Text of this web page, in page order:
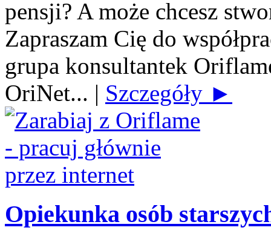
pensji? A może chcesz
Zapraszam Cię do
grupa konsultantek
OriNet... | Szczegóły ►
Opiekunka osób